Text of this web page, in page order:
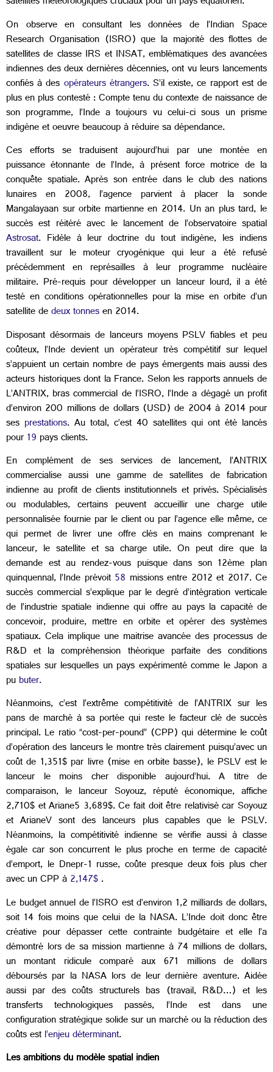
On observe en consultant les données de l’Indian Space
Research Organisation (ISRO) que la majorité des flottes de
satellites de classe IRS et INSAT, emblématiques des avancées
indiennes des deux dernières décennies, ont vu leurs lancements
confiés à des opérateurs étrangers. S’il existe, ce rapport est de
plus en plus contesté : Compte tenu du contexte de naissance de
son programme, l’Inde a toujours vu celui-ci sous un prisme
indigène et oeuvre beaucoup à réduire sa dépendance.
Ces efforts se traduisent aujourd’hui par une montée en
puissance étonnante de l’Inde, à présent force motrice de la
conquête spatiale. Après son entrée dans le club des nations
lunaires en 2008, l’agence parvient à placer la sonde
Mangalayaan sur orbite martienne en 2014. Un an plus tard, le
succès est réitéré avec le lancement de l’observatoire spatial
Astrosat. Fidèle à leur doctrine du tout indigène, les indiens
travaillent sur le moteur cryogénique qui leur a été refusé
précédemment en représailles à leur programme nucléaire
militaire. Pré-requis pour développer un lanceur lourd, il a été
testé en conditions opérationnelles pour la mise en orbite d’un
satellite dedeux tonnesen 2014.
Disposant désormais de lanceurs moyens PSLV fiables et peu
coûteux, l’Inde devient un opérateur très compétitif sur lequel
s’appuient un certain nombre de pays émergents mais aussi des
acteurs historiques dont la France. Selon les rapports annuels de
L’ANTRIX, bras commercial de l’ISRO, l’Inde a dégagé un profit
d’environ 200 millions de dollars (USD) de 2004 à 2014 pour
ses prestations. Au total, c’est 40 satellites qui ont été lancés
pour19 pays clients.
En complément de ses services de lancement, l’ANTRIX
commercialise aussi une gamme de satellites de fabrication
indienne au profit de clients institutionnels et privés. Spécialisés
ou modulables, certains peuvent accueillir une charge utile
personnalisée fournie par le client ou par l’agence elle même, ce
qui permet de livrer une offre clés en mains comprenant le
lanceur, le satellite et sa charge utile. On peut dire que la
demande est au rendez-vous puisque dans son 12ème plan
quinquennal, l’Inde prévoit 58 missions entre 2012 et 2017. Ce
succès commercial s’explique par le degré d’intégration verticale
de l’industrie spatiale indienne qui offre au pays la capacité de
concevoir, produire, mettre en orbite et opérer des systèmes
spatiaux. Cela implique une maitrise avancée des processus de
R&D et la compréhension théorique parfaite des conditions
spatiales sur lesquelles un pays expérimenté comme le Japon a
pubuter.
Néanmoins, c’est l’extrême compétitivité de l’ANTRIX sur les
pans de marché à sa portée qui reste le facteur clé de succès
principal. Le ratio “cost-per-pound” (CPP) qui détermine le coût
d’opération des lanceurs le montre très clairement puisqu’avec un
coût de 1,351$ par livre (mise en orbite basse), le PSLV est le
lanceur le moins cher disponible aujourd’hui. A titre de
comparaison, le lanceur Soyouz, réputé économique, affiche
2,710$ et Ariane5 3,689$. Ce fait doit être relativisé car Soyouz
et ArianeV sont des lanceurs plus capables que le PSLV.
Néanmoins, la compétitivité indienne se vérifie aussi à classe
égale car son concurrent le plus proche en terme de capacité
d’emport, le Dnepr-1 russe, coûte presque deux fois plus cher
avec un CPP à2,147$.
Le budget annuel de l’ISRO est d’environ 1,2 milliards de dollars,
soit 14 fois moins que celui de la NASA. L’Inde doit donc être
créative pour dépasser cette contrainte budgétaire et elle l’a
démontré lors de sa mission martienne à 74 millions de dollars,
un montant ridicule comparé aux 671 millions de dollars
déboursés par la NASA lors de leur dernière aventure. Aidée
aussi par des coûts structurels bas (travail, R&D…) et les
transferts technologiques passés, l’Inde est dans une
configuration stratégique solide sur un marché ou la réduction des
coûts estl’enjeu déterminant.
Les ambitions du modèle spatial indien